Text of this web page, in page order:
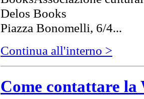
Delos Books
Piazza Bonomelli, 6/4...
Continua all'interno >
Come contattare